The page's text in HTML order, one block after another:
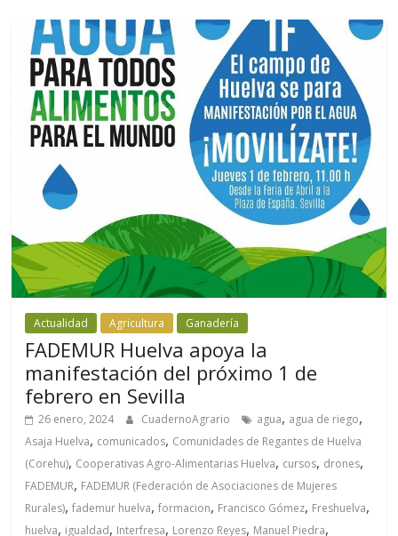
Actualidad Agricultura Ganadería
FADEMUR Huelva apoya la
manifestación del próximo 1 de
febrero en Sevilla
26 enero, 2024 CuadernoAgrario agua, agua de riego,
Asaja Huelva, comunicados, Comunidades de Regantes de Huelva
(Corehu), Cooperativas Agro-Alimentarias Huelva, cursos, drones,
FADEMUR, FADEMUR (Federación de Asociaciones de Mujeres
Rurales),fademur huelva,formacion, Francisco Gómez, Freshuelva,
huelva, igualdad, Interfresa, Lorenzo Reyes, Manuel Piedra,